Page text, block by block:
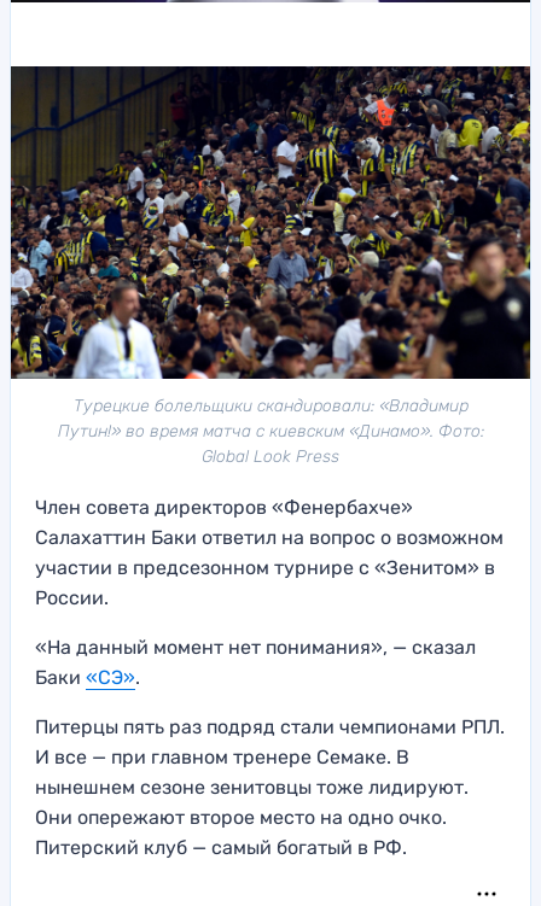
Турецкие болельщики скандировали: «Владимир
Путин!» во время матча с киевским «Динамо». Фото:
Global Look Press
Член совета директоров «Фенербахче»
Салахаттин Баки ответил на вопрос о возможном
участии в предсезонном турнире с «Зенитом» в
России.
«На данный момент нет понимания», — сказал
Баки «СЭ».
Питерцы пять раз подряд стали чемпионами РПЛ.
И все — при главном тренере Семаке. В
нынешнем сезоне зенитовцы тоже лидируют.
Они опережают второе место на одно очко.
Питерский клуб — самый богатый в РФ.